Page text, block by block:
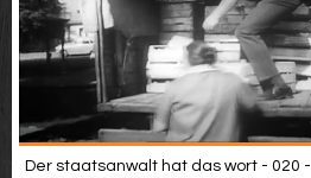
Der staatsanwalt hat das wort - 020 -